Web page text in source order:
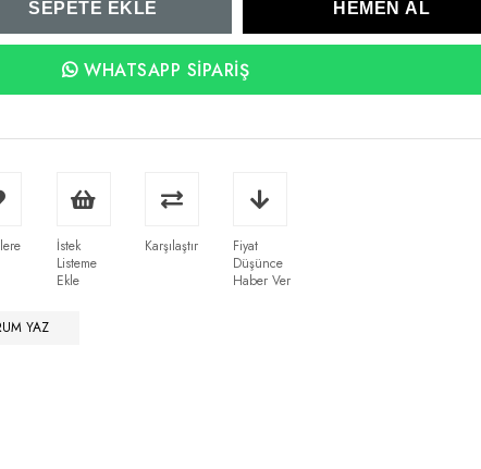
WHATSAPP SIPARIŞ
İstek
Listeme
Ekle
Karşılaştır
Fiyat
Düşünce
Haber Ver
YAZ